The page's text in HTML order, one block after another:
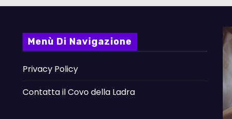
Menù Di Navigazione
Privacy Policy
Contatta il Covo della Ladra